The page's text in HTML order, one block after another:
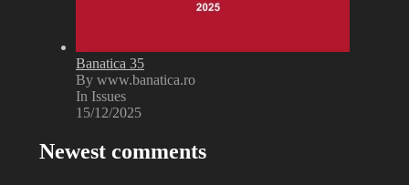
Banatica 35
By www.banatica.ro
In Issues
15/12/2025
Newest comments